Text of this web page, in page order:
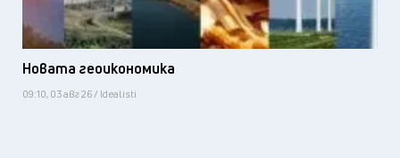
Новата геоикономика
09:10, 03 авг 26 / Idealisti